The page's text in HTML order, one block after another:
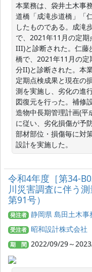
本業務は、袋井土木事
道橋「成滝歩道橋」「
したものである。成滝
で、2021年11月の定
III)と診断された。仁藤
橋で、2021年11月の
分II)と診断された。本
定期点検成果と現在の
測を実施し、劣化の進
図復元を行った。補修
造物中長期管理計画(平
に従い、劣化損傷が予
部材部位・損傷毎に対
設計を実施した。
令和4年度［第34-
川災害調査に伴う
第91号）
発注者 静岡県 島田土木事
受注者 昭和設計株式会社
期 間 2022/09/29～